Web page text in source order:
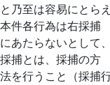
と乃至は容易にとら
本件各行為は右採捕
にあたらないとして
採捕とは、採捕の方
法を行うこと（採捕